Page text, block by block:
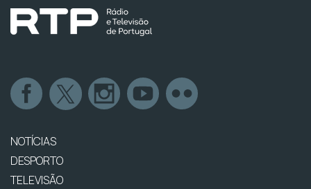
NOTÍCIAS
DESPORTO
TELEVISÃO